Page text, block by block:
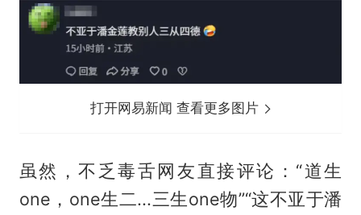
打开网易新闻 查看更多图片
虽然，不乏毒舌网友直接评论：“道生
one，one生二...三生one物”“这不亚于潘